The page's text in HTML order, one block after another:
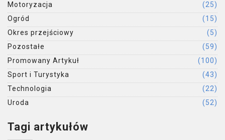
Motoryzacja
(25)
Ogród
(15)
Okres przejściowy
(5)
Pozostałe
(59)
Promowany Artykuł
(100)
Sport i Turystyka
(43)
Technologia
(22)
Uroda
(52)
Tagi artykułów